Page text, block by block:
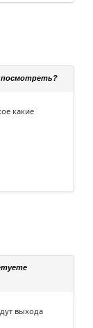
посмотреть?
какие
выхода